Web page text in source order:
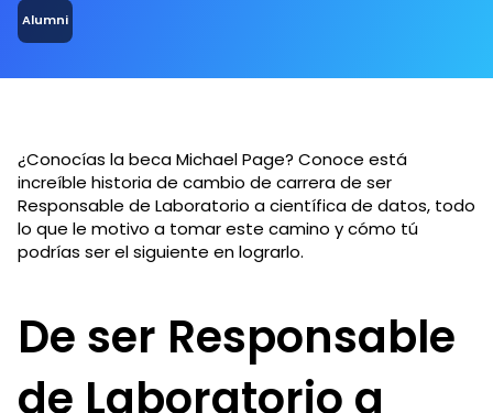
Alumni
¿Conocías la beca Michael Page? Conoce está
increíble historia de cambio de carrera de ser
Responsable de Laboratorio a científica de datos, todo
lo que le motivo a tomar este camino y cómo tú
podrías ser el siguiente en lograrlo.
De ser Responsable
de Laboratorio a